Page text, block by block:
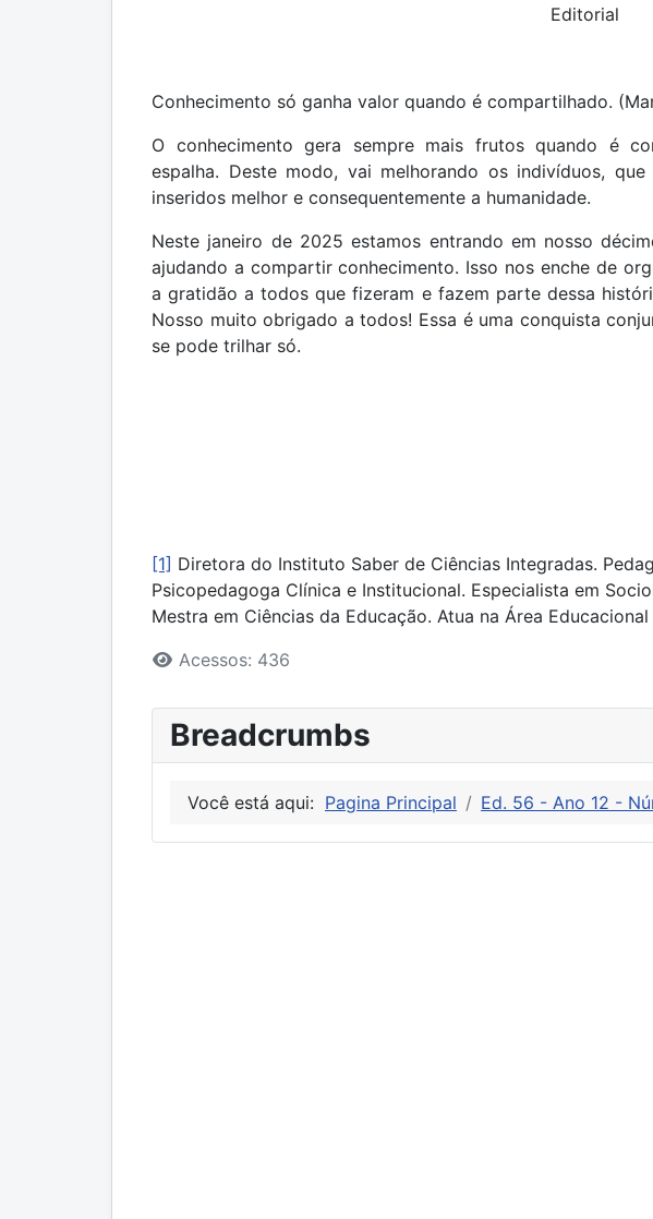
Editorial
Conhecimento só ganha valor quando é compartilhado.
O conhecimento gera sempre mais frutos quando é
espalha. Deste modo, vai melhorando os indivíduos,
inseridos melhor e consequentemente a humanidade.
Neste janeiro de 2025 estamos entrando em nosso
ajudando a compartir conhecimento. Isso nos enche de
a gratidão a todos que fizeram e fazem parte dessa
Nosso muito obrigado a todos! Essa é uma conquista
se pode trilhar só.
[1] Diretora do Instituto Saber de Ciências Integradas.
Psicopedagoga Clínica e Institucional. Especialista em
Mestra em Ciências da Educação. Atua na Área Educacional
Detalhes
Acessos: 436
Breadcrumbs
Você está aqui: Pagina Principal Ed. 56 - Ano 12 -